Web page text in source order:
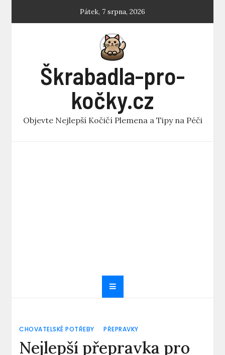
Pátek, 7 srpna, 2026
Škrabadla-pro-
kočky.cz
Objevte Nejlepší Kočičí Plemena a Tipy na Péči
CHOVATELSKÉ POTŘEBY PŘEPRAVKY
Nejlepší přepravka pro